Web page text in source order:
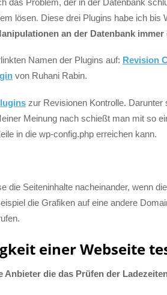
das Problem, der in der Datenbank
lösen. Diese drei Plugins habe ich bis
an der Datenbank
Namen der Plugins auf: Revision
von Ruhani Rabin.
zur Revisionen Kontrolle.
Meinung nach schießt man mit so
in die wp-config.php erreichen kann.
die Seiteninhalte nacheinander, wenn
die Grafiken auf eine andere
einer Webseite
Anbieter die das Prüfen der